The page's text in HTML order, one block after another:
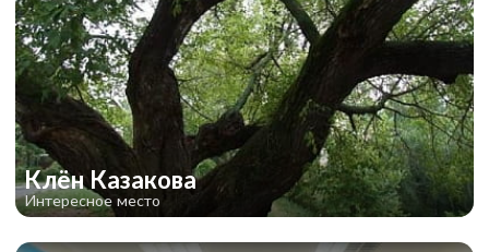
Клён Казакова
Интересное место